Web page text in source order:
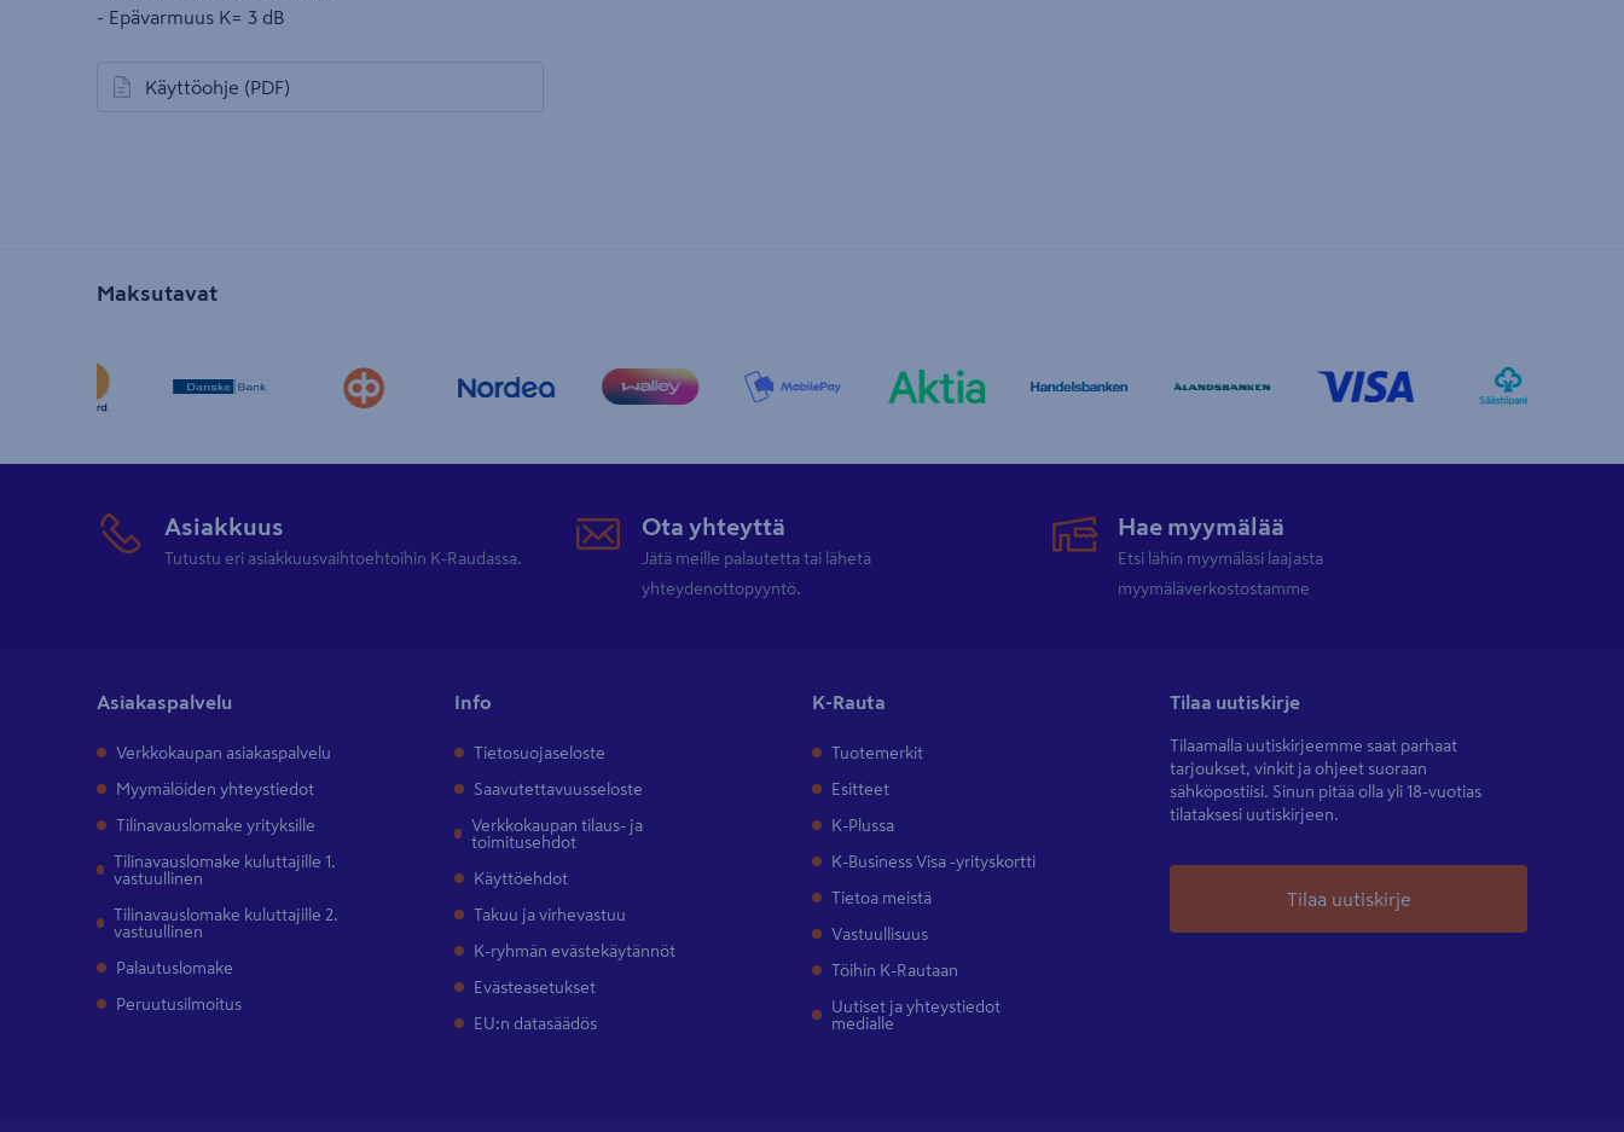
- Epävarmuus K= 3 dB
Käyttöohje (PDF)
avautuu uuteen välilehteen
Maksutavat
Asiakkuus
Tutustu eri asiakkuusvaihtoehtoihin K-Raudassa.
Ota yhteyttä
Jätä meille palautetta tai lähetä
yhteydenottopyyntö.
Hae myymälää
Etsi lähin myymäläsi laajasta
myymäläverkostostamme
Asiakaspalvelu
Verkkokaupan asiakaspalvelu
Myymälöiden yhteystiedot
Tilinavauslomake yrityksille
Tilinavauslomake kuluttajille 1.
vastuullinen
Tilinavauslomake kuluttajille 2.
vastuullinen
Palautuslomake
Peruutusilmoitus
Info
Tietosuojaseloste
Saavutettavuusseloste
Verkkokaupan tilaus- ja
toimitusehdot
Käyttöehdot
Takuu ja virhevastuu
K-ryhmän evästekäytännöt
Evästeasetukset
EU:n datasäädös
K-Rauta
Tuotemerkit
Esitteet
K-Plussa
K-Business Visa -yrityskortti
Tietoa meistä
Vastuullisuus
Töihin K-Rautaan
Uutiset ja yhteystiedot
medialle
Tilaa uutiskirje
Tilaamalla uutiskirjeemme saat parhaat
tarjoukset, vinkit ja ohjeet suoraan
sähköpostiisi. Sinun pitää olla yli 18-vuotias
tilataksesi uutiskirjeen.
Tilaa uutiskirje